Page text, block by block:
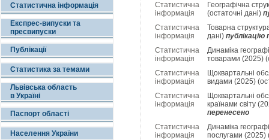
Статистична інформація
Експрес-випуски та
пресвипуски
Публікації
Статистика за темами
Львівська область
в Україні
Паспорт області
Населення України
Статистична
інформація
Географiчна
(остаточні дані)
Статистична
інформація
Товарна
дані) публікацію
Статистична
інформація
Динаміка
товарами (2025)
Статистична
інформація
Щоквартальні
видами (2025)
Статистична
інформація
Щоквартальні
країнами світу
перенесено
Статистична
інформація
Динаміка
послугами (2025)